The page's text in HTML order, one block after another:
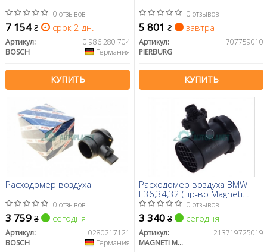
0 отзывов
7 154₴ срок 2 дн.
Артикул:
0 986 280 704
BOSCH
Германия
КУПИТЬ
0 отзывов
5 801 ₴ завтра
Артикул:
707759010
PIERBURG
КУПИТЬ
Расходомер воздуха
0 отзывов
3 759 ₴ сегодня
Артикул:
0280217121
BOSCH
Германия
Расходомер воздуха BMW
E36,34,32 (пр-во Magneti
Marelli кор.код. AMMQ19725)
0 отзывов
3 340 ₴ сегодня
Артикул:
213719725019
MAGNETI MARELLI